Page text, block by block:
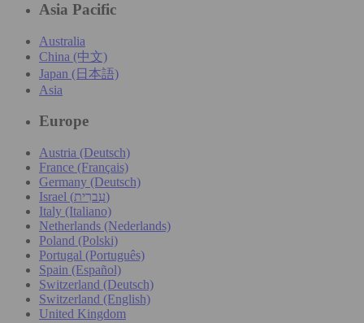
Asia Pacific
Australia
China (中文)
Japan (日本語)
Asia
Europe
Austria (Deutsch)
France (Français)
Germany (Deutsch)
Israel (עִברִית)
Italy (Italiano)
Netherlands (Nederlands)
Poland (Polski)
Portugal (Português)
Spain (Español)
Switzerland (Deutsch)
Switzerland (English)
United Kingdom